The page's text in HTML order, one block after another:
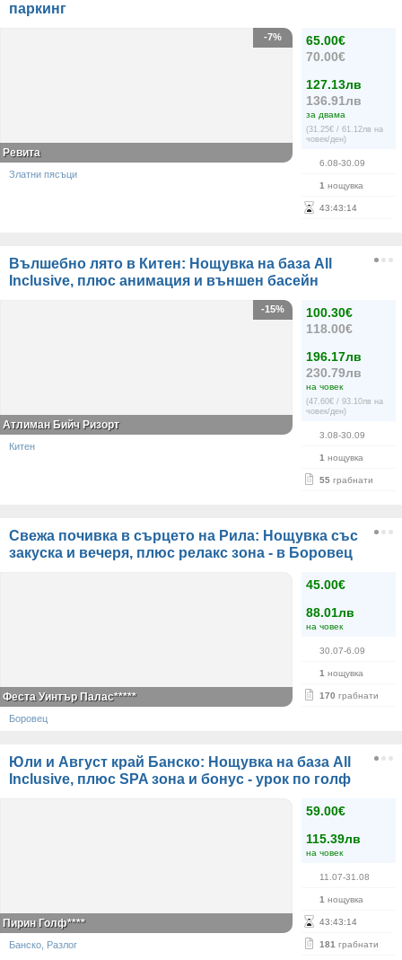
паркинг
65.00€
70.00€
127.13лв
136.91лв
за двама
(31.25€ / 61.12лв на
човек/ден)
6.08-30.09
1 нощувка
43:43:14
-7%
Ревита
Златни пясъци
Вълшебно лято в Китен: Нощувка на база All
Inclusive, плюс анимация и външен басейн
100.30€
118.00€
196.17лв
230.79лв
на човек
(47.60€ / 93.10лв на
човек/ден)
3.08-30.09
1 нощувка
55 грабнати
-15%
Атлиман Бийч Ризорт
Китен
Свежа почивка в сърцето на Рила: Нощувка със
закуска и вечеря, плюс релакс зона - в Боровец
45.00€
88.01лв
на човек
30.07-6.09
1 нощувка
170 грабнати
Феста Уинтър Палас*****
Боровец
Юли и Август край Банско: Нощувка на база All
Inclusive, плюс SPA зона и бонус - урок по голф
59.00€
115.39лв
на човек
11.07-31.08
1 нощувка
43:43:14
181 грабнати
Пирин Голф****
Банско, Разлог